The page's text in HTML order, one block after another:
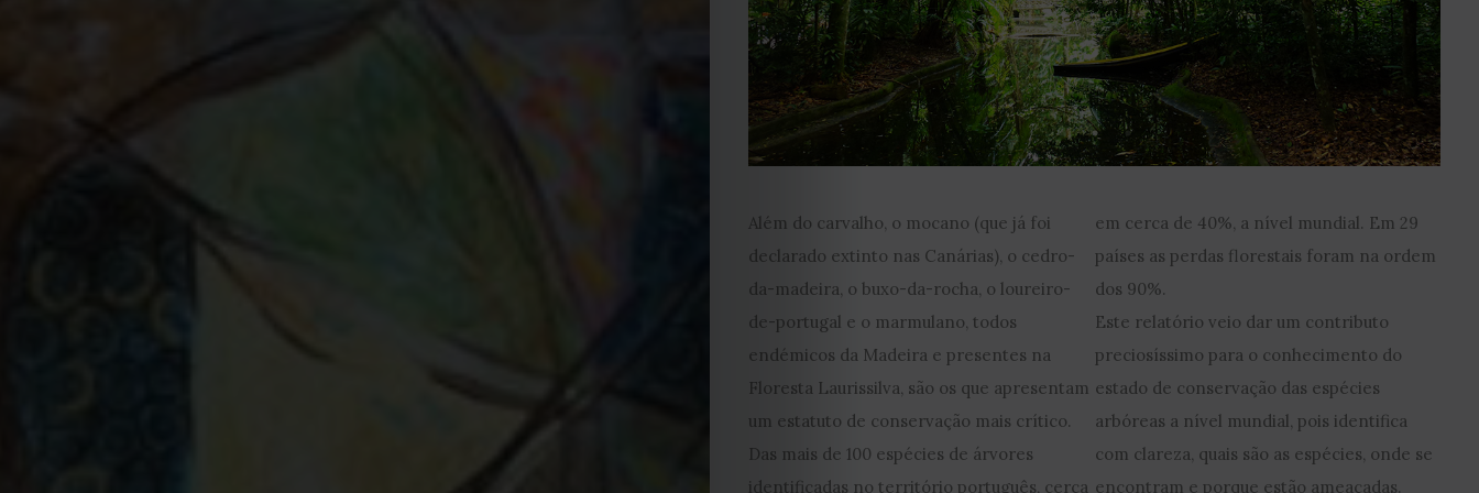
Cookies
Além do carvalho, o mocano (que já foi
declarado extinto nas Canárias), o cedro-
da-madeira, o buxo-da-rocha, o loureiro-
de-portugal e o marmulano, todos
endémicos da Madeira e presentes na
Floresta Laurissilva, são os que apresentam
um estatuto de conservação mais crítico.
Das mais de 100 espécies de árvores
identificadas no território português, cerca
em cerca de 40%, a nível mundial. Em 29
países as perdas florestais foram na ordem
dos 90%.
Este relatório veio dar um contributo
preciosíssimo para o conhecimento do
estado de conservação das espécies
arbóreas a nível mundial, pois identifica
com clareza, quais são as espécies, onde se
encontram e porque estão ameaçadas.